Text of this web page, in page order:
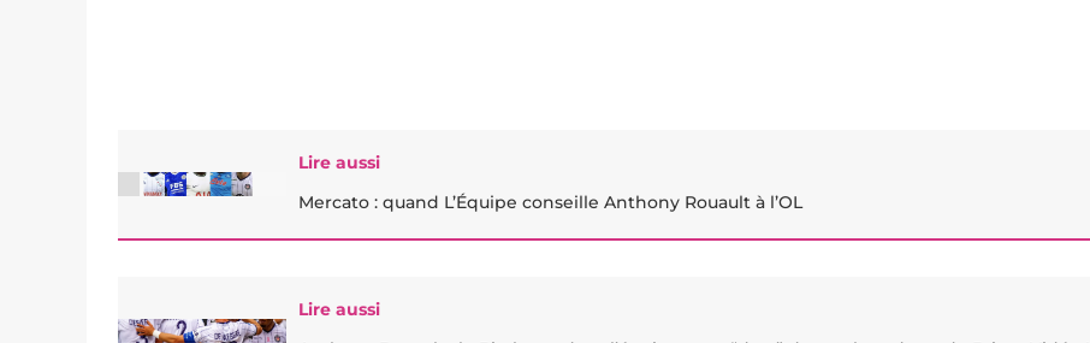
Lire aussi
Mercato : quand L’Équipe conseille Anthony Rouault à l’OL
Lire aussi